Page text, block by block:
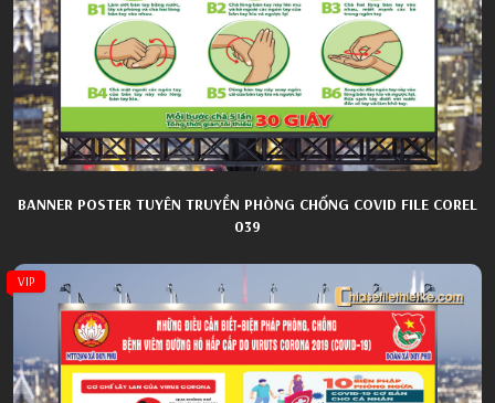
BANNER POSTER TUYÊN TRUYỀN PHÒNG CHỐNG COVID FILE COREL
039
VIP